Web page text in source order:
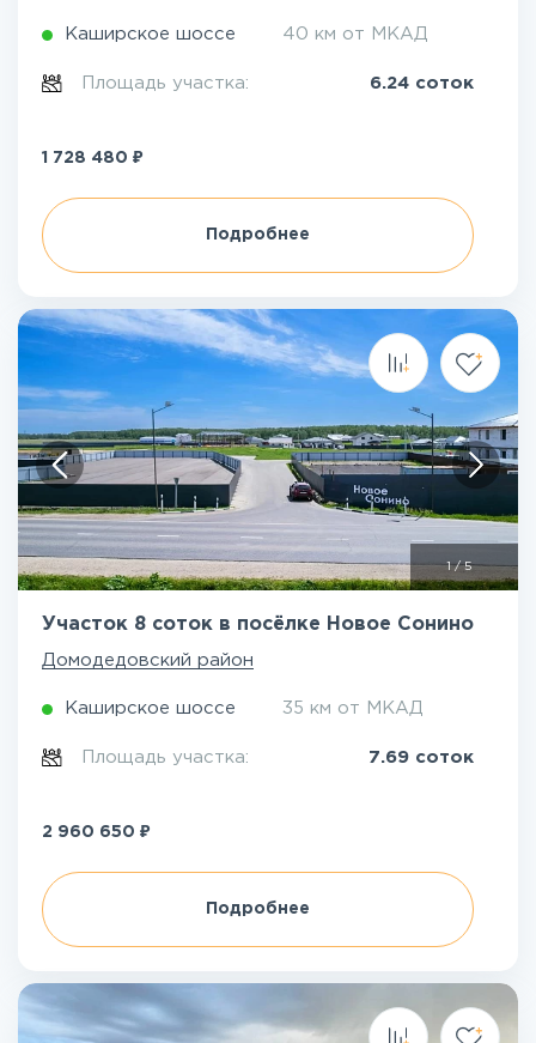
Каширское шоссе 40 км от МКАД
Площадь участка: 6.24 соток
1 728 480 ₽
Подробнее
1/5
Участок 8 соток в посёлке Новое Сонино
Домодедовский район
Каширское шоссе 35 км от МКАД
Площадь участка: 7.69 соток
2 960 650 ₽
Подробнее